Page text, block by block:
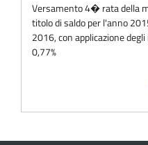
Versamento 4� rata della
titolo di saldo per l'anno
2016, con applicazione
0,77%